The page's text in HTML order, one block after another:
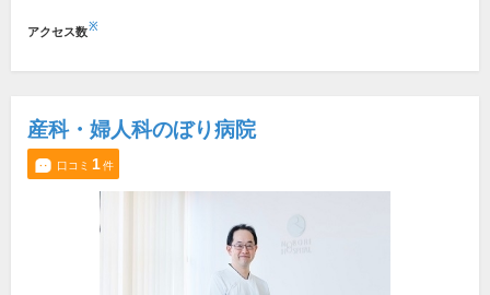
アクセス数※
産科・婦人科のぼり病院
口コミ 1件